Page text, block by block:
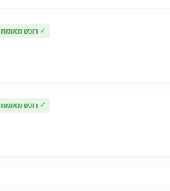
✓ רוכש מאומת
✓ רוכש מאומת